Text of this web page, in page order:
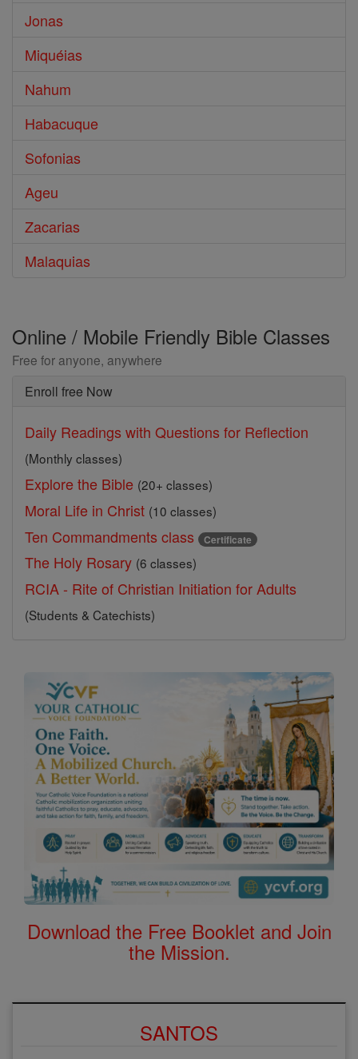
Jonas
Miquéias
Nahum
Habacuque
Sofonias
Ageu
Zacarias
Malaquias
Online / Mobile Friendly Bible Classes
Free for anyone, anywhere
Enroll free Now
Daily Readings with Questions for Reflection
(Monthly classes)
Explore the Bible (20+ classes)
Moral Life in Christ (10 classes)
Ten Commandments class Certificate
The Holy Rosary (6 classes)
RCIA - Rite of Christian Initiation for Adults
(Students & Catechists)
Download the Free Booklet and Join
the Mission.
SANTOS